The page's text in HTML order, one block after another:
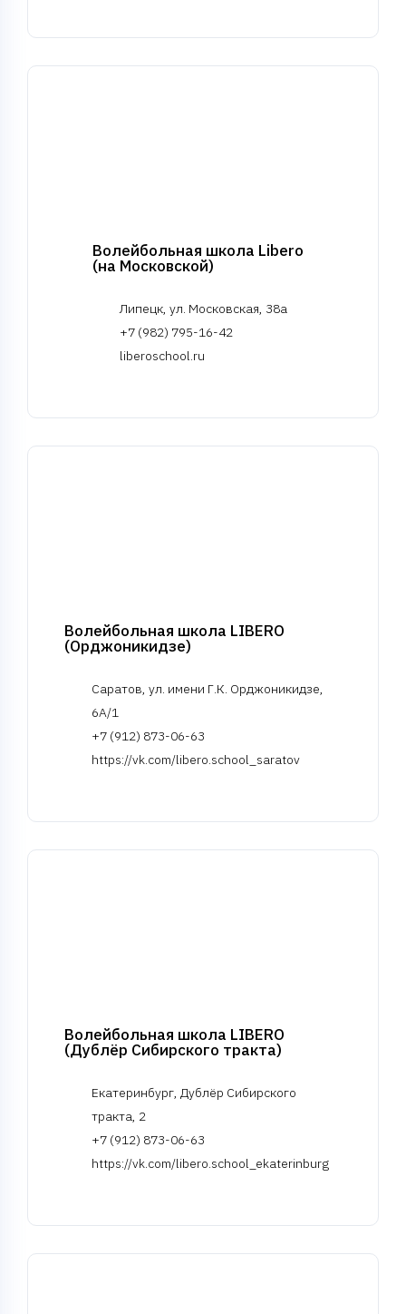
Волейбольная школа Libero
(на Московской)
Липецк, ул. Московская, 38а
+7 (982) 795-16-42
liberoschool.ru
Волейбольная школа LIBERO
(Орджоникидзе)
Саратов, ул. имени Г.К. Орджоникидзе,
6А/1
+7 (912) 873-06-63
https://vk.com/libero.school_saratov
Волейбольная школа LIBERO
(Дублёр Сибирского тракта)
Екатеринбург, Дублёр Сибирского
тракта, 2
+7 (912) 873-06-63
https://vk.com/libero.school_ekaterinburg